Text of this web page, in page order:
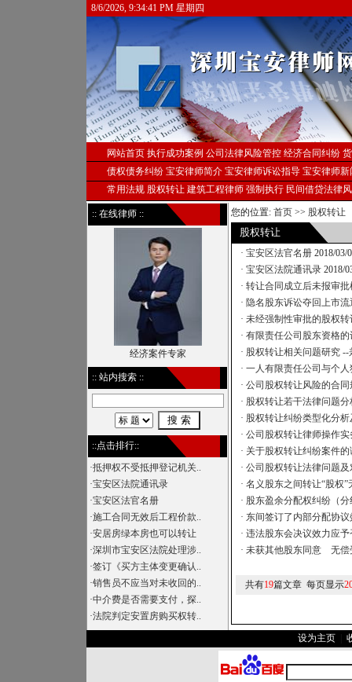
8/6/2026, 9:34:41 PM 星期四
网站首页 执行成功案例 公司法律风险管控 经济合同纠纷
债权债务纠纷 宝安律师简介 宝安律师诉讼指导 宝安律师新
常用法规 股权转让 建筑工程律师 强制执行 民间借贷法律
:: 在线律师 ::
经济案件专家
:: 站内搜索 ::
::点击排行::
·抵押权不受抵押登记机关..
·宝安区法院通讯录
·宝安区法官名册
·施工合同无效后工程价款..
·安居房绿本房也可以转让
·深圳市宝安区法院处理涉..
·签订《买方主体变更确认..
·销售员不应当对未收回的..
·中介费是否需要支付，探..
·法院判定安置房购买权转..
您的位置: 首页 >> 股权转让
股权转让
· 宝安区法官名册 2018/03/
· 宝安区法院通讯录 2018/
· 转让合同成立后未报审
· 隐名股东诉讼夺回上市流
· 未经强制性审批的股权
· 有限责任公司股东资格
· 股权转让相关问题研究
· 一人有限责任公司与个
· 公司股权转让风险的合同
· 股权转让若干法律问题分
· 股权转让纠纷类型化分
· 公司股权转让律师操作实
· 关于股权转让纠纷案件
· 公司股权转让法律问题及
· 名义股东之间转让“股权”
· 股东盈余分配权纠纷（
· 东间签订了内部分配协
· 违法股东会决议效力应予
· 未获其他股东同意 无偿
共有19篇文章 每页显示
设为主页